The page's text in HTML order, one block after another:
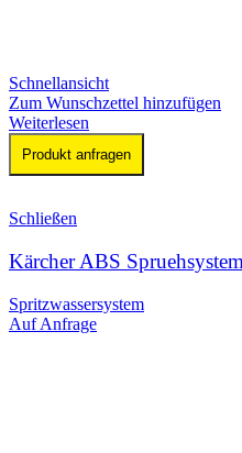
Schnellansicht
Zum Wunschzettel hinzufügen
Weiterlesen
Produkt anfragen
Schließen
Kärcher ABS
Spritzwassersystem
Auf Anfrage